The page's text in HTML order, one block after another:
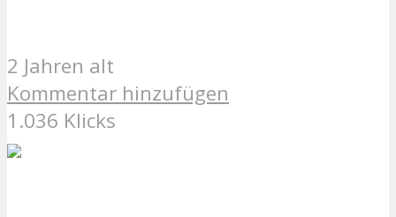
2 Jahren alt
Kommentar hinzufügen
1.036 Klicks